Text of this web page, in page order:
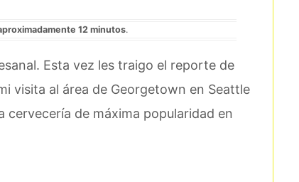
12 minutos.
Esta vez les traigo el reporte de
visita al área de Georgetown en Seattle
cervecería de máxima popularidad en